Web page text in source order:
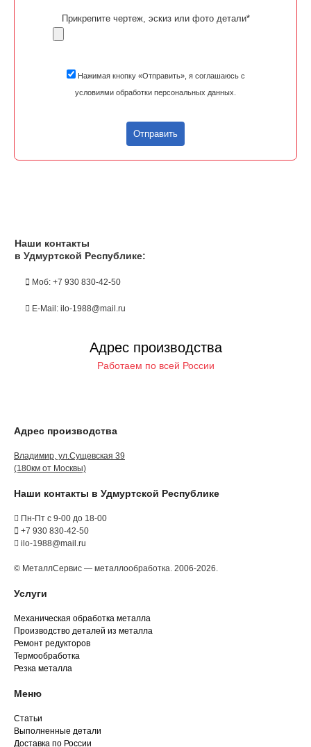
Прикрепите чертеж, эскиз или фото детали*
Нажимая кнопку «Отправить», я соглашаюсь с
условиями обработки персональных данных.
Отправить
Наши контакты
в Удмуртской Республике:
Моб: +7 930 830-42-50
E-Mail: ilo-1988@mail.ru
Адрес производства
Работаем по всей России
Адрес производства
Владимир, ул.Сущевская 39
(180км от Москвы)
Наши контакты в Удмуртской Республике
Пн-Пт с 9-00 до 18-00
+7 930 830-42-50
ilo-1988@mail.ru
© МеталлСервис — металлообработка. 2006-2026.
Услуги
Механическая обработка металла
Производство деталей из металла
Ремонт редукторов
Термообработка
Резка металла
Меню
Статьи
Выполненные детали
Доставка по России